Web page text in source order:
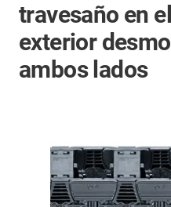
travesaño en
exterior
ambos lados